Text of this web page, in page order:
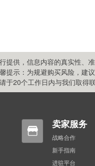
提供，信息内容的真实性、
提示：为规避购买风险，建
于20个工作日内与我们取得
卖家服务
战略合作
新手指南
进驻平台